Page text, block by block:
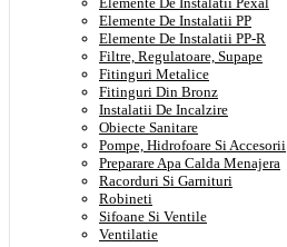
Elemente De Instalatii PP
Elemente De Instalatii PP-R
Filtre, Regulatoare, Supape
Fitinguri Metalice
Fitinguri Din Bronz
Instalatii De Incalzire
Obiecte Sanitare
Pompe, Hidrofoare Si Accesorii
Preparare Apa Calda Menajera
Racorduri Si Garnituri
Robineti
Sifoane Si Ventile
Ventilatie